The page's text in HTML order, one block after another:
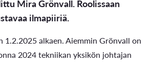
Mira Grönvall. Roolissaan
ilmapiiriä.
alkaen. Aiemmin Grönvall on
2024 tekniikan yksikön johtajan